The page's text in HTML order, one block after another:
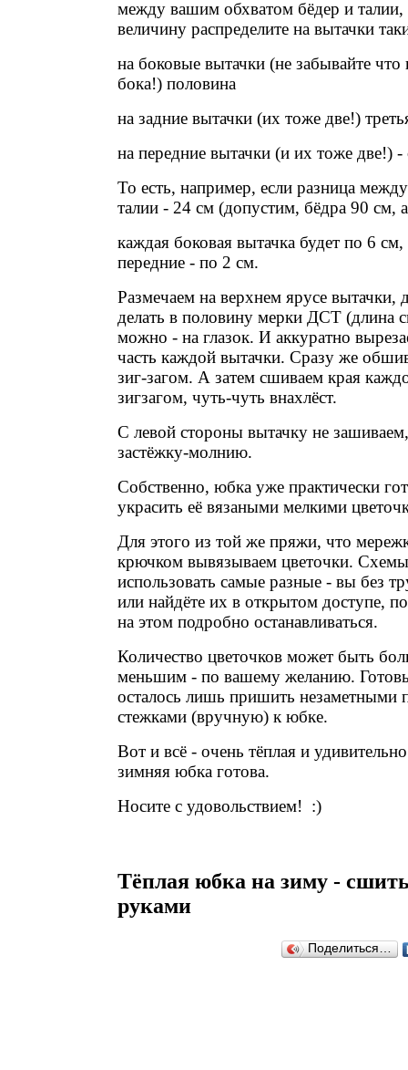
между вашим обхватом бёдер и
величину распределите на вытачки
на боковые вытачки (не забывайте
бока!) половина
на задние вытачки (их тоже две!)
на передние вытачки (и их тоже две!) -
То есть, например, если разница
талии - 24 см (допустим, бёдра 90 см,
каждая боковая вытачка будет по 6
передние - по 2 см.
Размечаем на верхнем ярусе
делать в половину мерки ДСТ (длина
можно - на глазок. И аккуратно
часть каждой вытачки. Сразу же
зиг-загом. А затем сшиваем края
зигзагом, чуть-чуть внахлёст.
С левой стороны вытачку не
застёжку-молнию.
Собственно, юбка уже практически
украсить её вязаными мелкими
Для этого из той же пряжи, что
крючком вывязываем цветочки.
использовать самые разные - вы без
или найдёте их в открытом доступе,
на этом подробно останавливаться.
Количество цветочков может быть
меньшим - по вашему желанию.
осталось лишь пришить незаметными
стежками (вручную) к юбке.
Вот и всё - очень тёплая и
зимняя юбка готова.
Носите с удовольствием! :)
Тёплая юбка на зиму -
руками
Поделиться…